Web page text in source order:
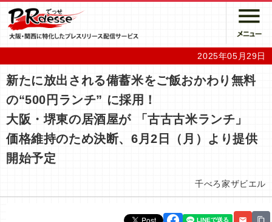
2025年05月29日
新たに放出される備蓄米をご飯おかわり無料
の“500円ランチ” に採用！
大阪・堺東の居酒屋が 「古古古米ランチ」
価格維持のため決断、6月2日（月）より提供
開始予定
千べろ家ザビエル